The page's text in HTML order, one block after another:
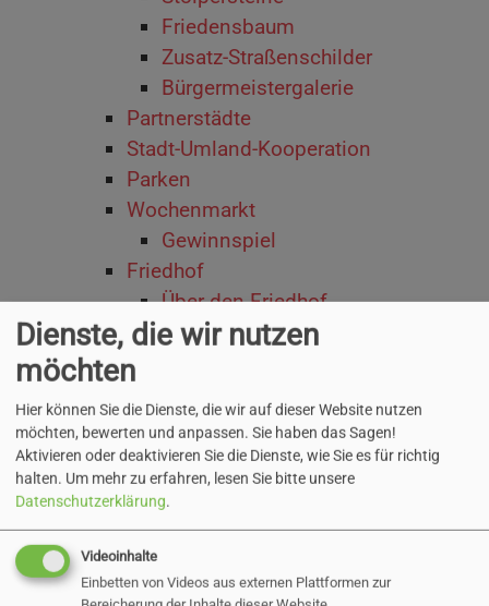
Friedensbaum
Zusatz-Straßenschilder
Bürgermeistergalerie
Partnerstädte
Stadt-Umland-Kooperation
Parken
Wochenmarkt
Gewinnspiel
Friedhof
Über den Friedhof
Lageplan
Kosten
Bestattungsinstitute
FAQs
Stadtentwicklung
Stadtentwicklungskonzepte
Integriertes
Dienste, die wir nutzen
möchten
Hier können Sie die Dienste, die wir auf dieser Website nutzen
möchten, bewerten und anpassen. Sie haben das Sagen!
Aktivieren oder deaktivieren Sie die Dienste, wie Sie es für richtig
halten. Um mehr zu erfahren, lesen Sie bitte unsere
Datenschutzerklärung.
Videoinhalte
Einbetten von Videos aus externen Plattformen zur